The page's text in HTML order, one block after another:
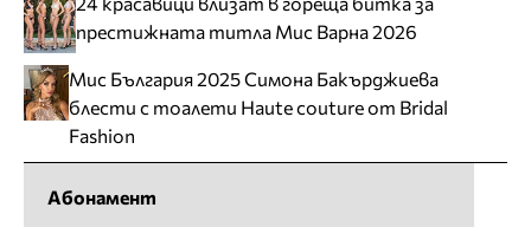
престижната титла Мис Варна 2026
Мис България 2025 Симона Бакърджиева
блести с тоалети Haute couture от Bridal
Fashion
Абонамент